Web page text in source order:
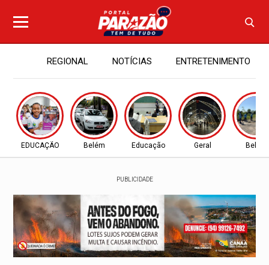
REGIONAL NOTÍCIAS ENTRETENIMENTO
EDUCAÇÃO Belém Educação Geral Belém
PUBLICIDADE